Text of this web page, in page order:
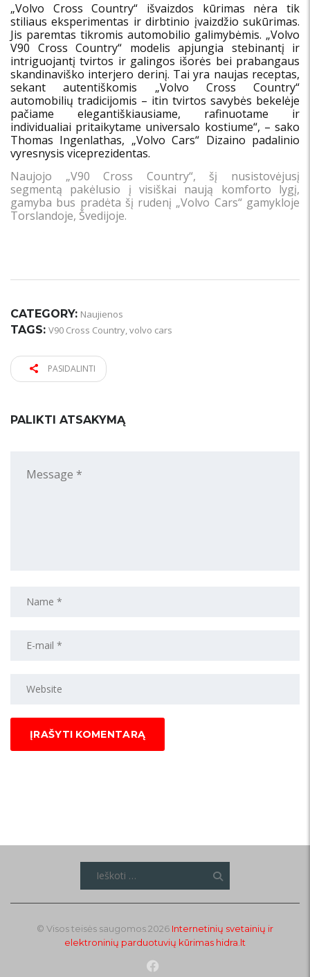
„Volvo Cross Country“ išvaizdos kūrimas nėra tik
stiliaus eksperimentas ir dirbtinio įvaizdžio sukūrimas.
Jis paremtas tikromis automobilio galimybėmis. „Volvo
V90 Cross Country“ modelis apjungia stebinantį ir
intriguojantį tvirtos ir galingos išorės bei prabangaus
skandinaviško interjero derinį. Tai yra naujas receptas,
sekant autentiškomis „Volvo Cross Country“
automobilių tradicijomis – itin tvirtos savybės bekelėje
pačiame elegantiškiausiame, rafinuotame ir
individualiai pritaikytame universalo kostiume“, – sako
Thomas Ingenlathas, „Volvo Cars“ Dizaino padalinio
vyresnysis viceprezidentas.
Naujojo „V90 Cross Country“, šį nusistovėjusį
segmentą pakėlusio į visiškai naują komforto lygį,
gamyba bus pradėta šį rudenį „Volvo Cars“ gamykloje
Torslandoje, Švedijoje.
CATEGORY: Naujienos
TAGS: V90 Cross Country,volvo cars
PASIDALINTI
PALIKTI ATSAKYMĄ
© Visos teisės saugomos 2026 Internetinių svetainių ir
elektroninių parduotuvių kūrimas hidra.lt